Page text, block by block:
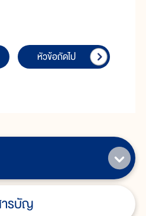
รบัญ
หัวข้อถัดไป